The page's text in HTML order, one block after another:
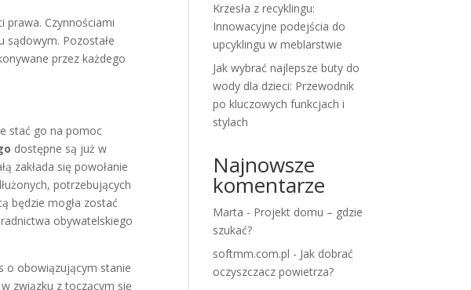
prawa. Czynnościami
Pozostałe
przez każdego
stać go na pomoc
dostępne są już w
zakłada się powołanie
potrzebujących
będzie mogła zostać
obywatelskiego
o obowiązującym stanie
związku z toczącym się
Krzesła z recyklingu:
Innowacyjne podejścia do
upcyklingu w meblarstwie
Jak wybrać najlepsze buty do
wody dla dzieci: Przewodnik
po kluczowych funkcjach i
stylach
Najnowsze
komentarze
Marta - Projekt domu – gdzie
szukać?
softmm.com.pl - Jak dobrać
oczyszczacz powietrza?